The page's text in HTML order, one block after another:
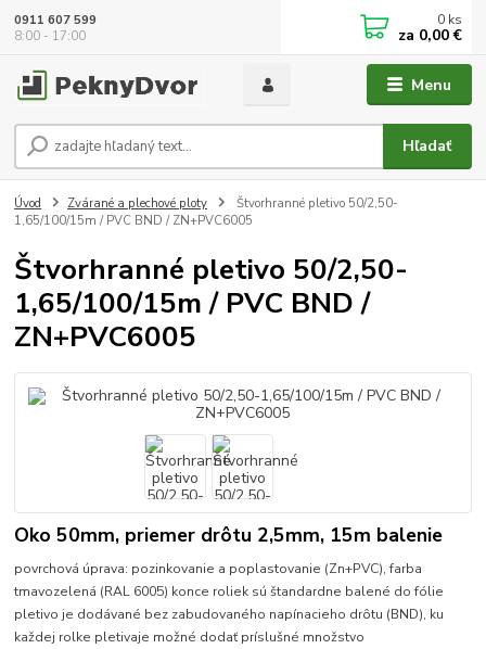
Menu
Hľadať
0911 607 599
8:00 - 17:00
0 ks
za 0,00 €
Úvod Zvárané a plechové ploty
Štvorhranné pletivo 50/2,50-
1,65/100/15m / PVC BND / ZN+PVC6005
Štvorhranné pletivo 50/2,50-
1,65/100/15m / PVC BND /
ZN+PVC6005
Oko 50mm, priemer drôtu 2,5mm, 15m balenie
povrchová úprava: pozinkovanie a poplastovanie (Zn+PVC), farba
tmavozelená (RAL 6005) konce roliek sú štandardne balené do fólie
pletivo je dodávané bez zabudovaného napínacieho drôtu (BND), ku
každej rolke pletivaje možné dodať príslušné množstvo